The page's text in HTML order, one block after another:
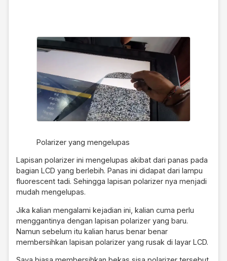
Polarizer yang mengelupas
Lapisan polarizer ini mengelupas akibat dari panas pada
bagian LCD yang berlebih. Panas ini didapat dari lampu
fluorescent tadi. Sehingga lapisan polarizer nya menjadi
mudah mengelupas.
Jika kalian mengalami kejadian ini, kalian cuma perlu
menggantinya dengan lapisan polarizer yang baru.
Namun sebelum itu kalian harus benar benar
membersihkan lapisan polarizer yang rusak di layar LCD.